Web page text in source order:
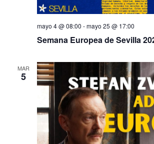
Semana Europea de Sevilla
mayo 4 @ 08:00 -mayo 25 @ 17:00
MAR
5